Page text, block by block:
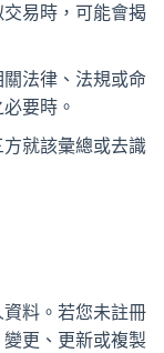
易時，可能會揭
法律、法規或命
要時。
就該彙總或去識
料。若您未註冊
更、更新或複製